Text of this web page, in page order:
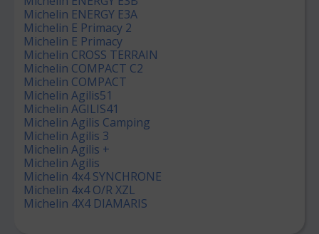
Michelin ENERGY E3A
Michelin E Primacy 2
Michelin E Primacy
Michelin CROSS TERRAIN
Michelin COMPACT C2
Michelin COMPACT
Michelin Agilis51
Michelin AGILIS41
Michelin Agilis Camping
Michelin Agilis 3
Michelin Agilis +
Michelin Agilis
Michelin 4x4 SYNCHRONE
Michelin 4x4 O/R XZL
Michelin 4X4 DIAMARIS